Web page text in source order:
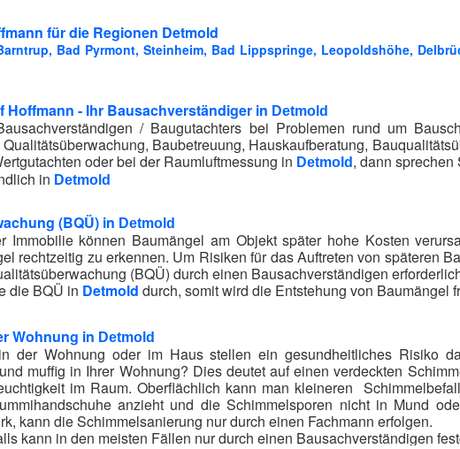
für die Regionen Detmold
Bad Pyrmont, Steinheim, Bad Lippspringe, Leopoldshöhe,
- Ihr Bausachverständiger in Detmold
/ Baugutachters bei Problemen rund um
Baubetreuung, Hauskaufberatung,
oder bei der Raumluftmessung in Detmold , dann sprechen
in Detmold
(BQÜ) in Detmold
Immobilie können Baumängel am Objekt später hohe Kosten
rechtzeitig zu erkennen. Um Risiken für das Auftreten von späteren
(BQÜ) durch einen Bausachverständigen
die BQÜ in Detmold durch, somit wird die Entstehung von Baumängel
Wohnung in Detmold
der Wohnung oder im Haus stellen ein gesundheitliches Risiko
muffig in Ihrer Wohnung? Dies deutet auf einen verdeckten
im Raum. Oberflächlich kann man kleineren
anzieht und die Schimmelsporen nicht in Mund
kann die Schimmelsanierung nur durch einen Fachmann erfolgen.
kann in den meisten Fällen nur durch einen Bausachverständigen